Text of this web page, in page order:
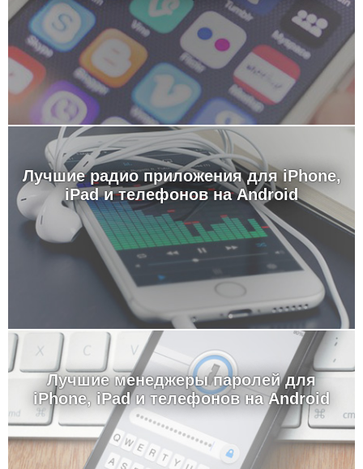
Лучшие радио приложения для iPhone,
iPad и телефонов на Android
Лучшие менеджеры паролей для
iPhone, iPad и телефонов на Android